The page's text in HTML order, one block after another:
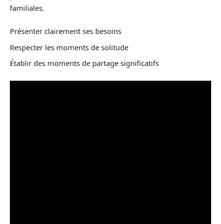
familiales.
Présenter clairement ses besoins
Respecter les moments de solitude
Établir des moments de partage significatifs